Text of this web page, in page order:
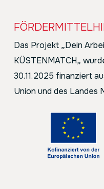
Das Projekt „Dein
KÜSTENMATCH„
30.11.2025 finanziert
Union und des Landes